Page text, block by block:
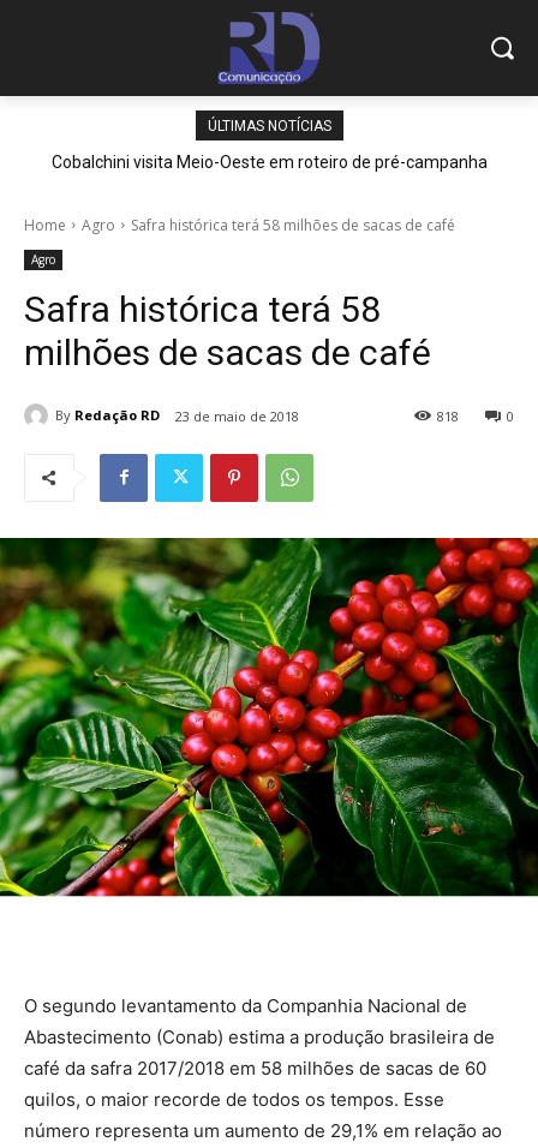
ÚLTIMAS NOTÍCIAS
Cobalchini visita Meio-Oeste em roteiro de pré-campanha
Home Agro Safra histórica terá 58 milhões de sacas de café
Agro
Safra histórica terá 58
milhões de sacas de café
By Redação RD 23 de maio de 2018 0
818
O segundo levantamento da Companhia Nacional de
Abastecimento (Conab) estima a produção brasileira de
café da safra 2017/2018 em 58 milhões de sacas de 60
quilos, o maior recorde de todos os tempos. Esse
número representa um aumento de 29,1% em relação ao